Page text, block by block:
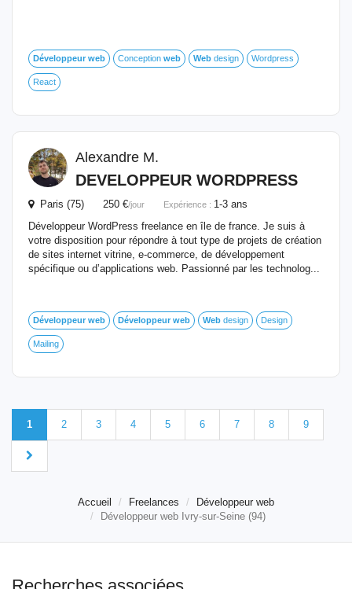
Développeur web Conception web Web design Wordpress
React
Alexandre M.
DEVELOPPEUR WORDPRESS
Paris (75) 250 €/jour Expérience : 1-3 ans
Développeur WordPress freelance en île de france. Je suis à
votre disposition pour répondre à tout type de projets de création
de sites internet vitrine, e-commerce, de développement
spécifique ou d’applications web. Passionné par les technolog...
Développeur web Développeur web Web design Design
Mailing
1 2 3 4 5 6 7 8 9
Accueil Freelances
Développeur web
Développeur web Ivry-sur-Seine (94)